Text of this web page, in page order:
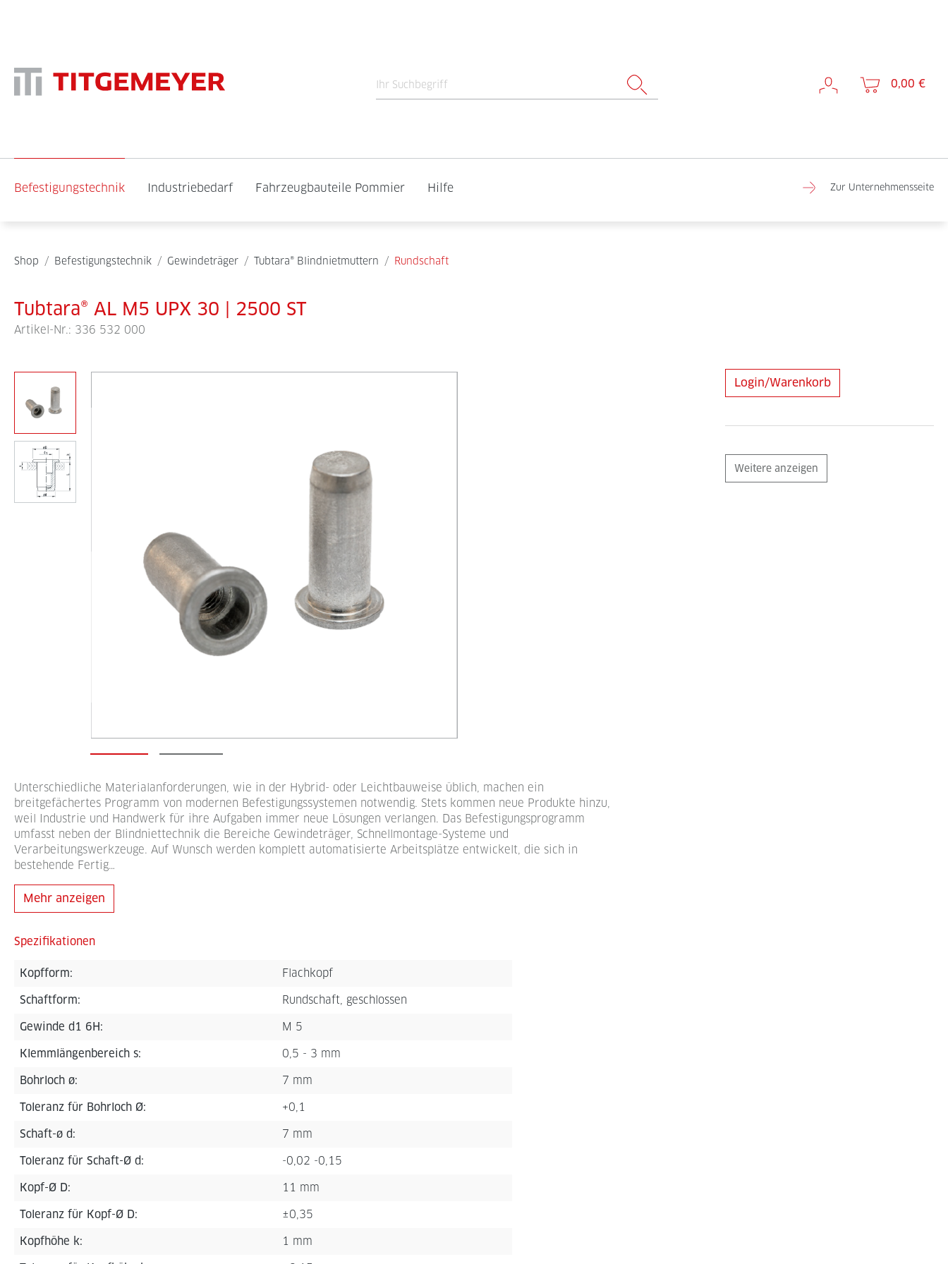
0,00 €
Befestigungstechnik Industriebedarf Fahrzeugbauteile Pommier Hilfe Zur Unternehmensseite
Shop / Befestigungstechnik / Gewindeträger / Tubtara® Blindnietmuttern / Rundschaft
Tubtara® AL M5 UPX 30 | 2500 ST
Artikel-Nr.: 336 532 000
Unterschiedliche Materialanforderungen, wie in der Hybrid- oder Leichtbauweise üblich, machen ein
breitgefächertes Programm von modernen Befestigungssystemen notwendig. Stets kommen neue Produkte hinzu,
weil Industrie und Handwerk für ihre Aufgaben immer neue Lösungen verlangen. Das Befestigungsprogramm
umfasst neben der Blindniettechnik die Bereiche Gewindeträger, Schnellmontage-Systeme und
Verarbeitungswerkzeuge. Auf Wunsch werden komplett automatisierte Arbeitsplätze entwickelt, die sich in
bestehende Fertig…
Mehr anzeigen
Spezifikationen
Kopfform: Flachkopf
Schaftform: Rundschaft, geschlossen
Gewinde d1 6H: M 5
Klemmlängenbereich s: 0,5 - 3 mm
Bohrloch ø: 7 mm
Toleranz für Bohrloch Ø: +0,1
Schaft-ø d: 7 mm
Toleranz für Schaft-Ø d: -0,02 -0,15
Kopf-Ø D: 11 mm
Toleranz für Kopf-Ø D: ±0,35
Kopfhöhe k: 1 mm
Login/Warenkorb
Weitere anzeigen